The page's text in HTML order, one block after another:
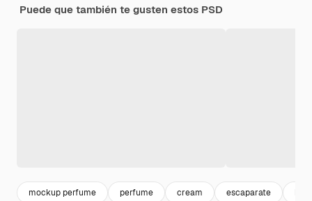
Puede que también te gusten estos PSD
mockup perfume perfume cream escaparate